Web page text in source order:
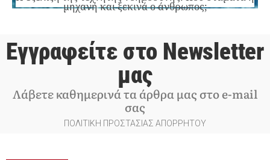
μηχανή και ξεκινά ο άνθρωπος;
Εγγραφείτε στο Newsletter
μας
Λάβετε καθημερινά τα άρθρα μας στο e-mail
σας
ΠΟΛΙΤΙΚΗ ΠΡΟΣΤΑΣΙΑΣ ΑΠΟΡΡΗΤΟΥ